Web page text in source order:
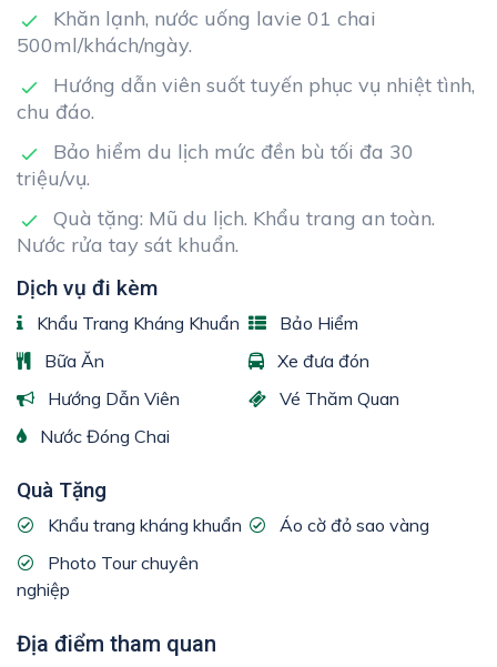
Khăn lạnh, nước uống lavie 01 chai
500ml/khách/ngày.
Hướng dẫn viên suốt tuyến phục vụ nhiệt tình,
chu đáo.
Bảo hiểm du lịch mức đền bù tối đa 30
triệu/vụ.
Quà tặng: Mũ du lịch. Khẩu trang an toàn.
Nước rửa tay sát khuẩn.
Dịch vụ đi kèm
Khẩu Trang Kháng Khuẩn
Bảo Hiểm
Bữa Ăn
Xe đưa đón
Hướng Dẫn Viên
Vé Thăm Quan
Nước Đóng Chai
Quà Tặng
Khẩu trang kháng khuẩn
Áo cờ đỏ sao vàng
Photo Tour chuyên
nghiệp
Địa điểm tham quan